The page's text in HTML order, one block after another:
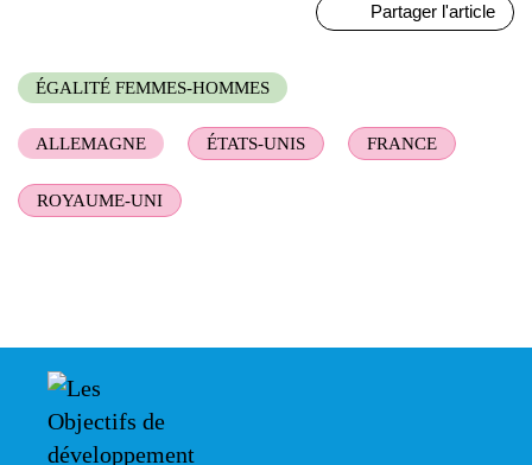
Partager l'article
ÉGALITÉ FEMMES-HOMMES
ALLEMAGNE ÉTATS-UNIS FRANCE
ROYAUME-UNI